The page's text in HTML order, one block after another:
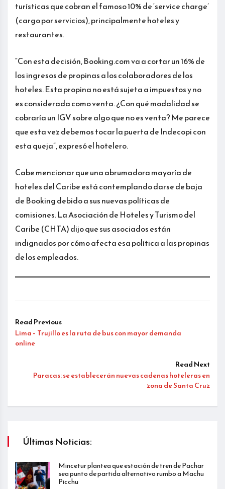
turísticas que cobran el famoso 10% de ‘service charge’
(cargo por servicios), principalmente hoteles y
restaurantes.
“Con esta decisión, Booking.com va a cortar un 16% de
los ingresos de propinas a los colaboradores de los
hoteles. Esta propina no está sujeta a impuestos y no
es considerada como venta. ¿Con qué modalidad se
cobraría un IGV sobre algo que no es venta? Me parece
que esta vez debemos tocar la puerta de Indecopi con
esta queja”, expresó el hotelero.
Cabe mencionar que una abrumadora mayoría de
hoteles del Caribe está contemplando darse de baja
de Booking debido a sus nuevas políticas de
comisiones. La Asociación de Hoteles y Turismo del
Caribe (CHTA) dijo que sus asociados están
indignados por cómo afecta esa política a las propinas
de los empleados.
Read Previous
Lima – Trujillo es la ruta de bus con mayor demanda
online
Read Next
Paracas: se establecerán nuevas cadenas hoteleras en
zona de Santa Cruz
Últimas Noticias:
Mincetur plantea que estación de tren de Pachar
sea punto de partida alternativo rumbo a Machu
Picchu